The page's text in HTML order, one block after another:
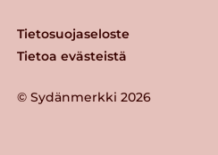
© Sydänmerkki 2026
Tietosuojaseloste
Tietoa evästeistä